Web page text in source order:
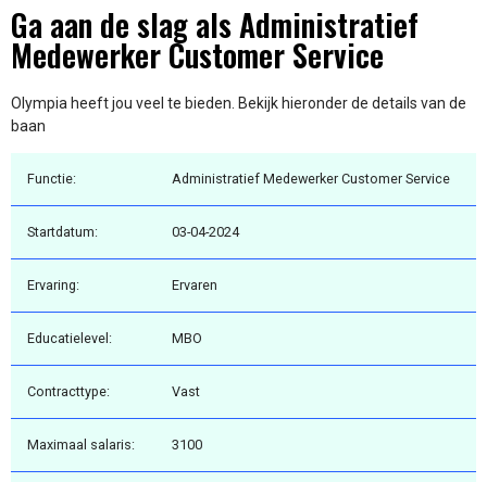
Ga aan de slag als Administratief
Medewerker Customer Service
Olympia heeft jou veel te bieden. Bekijk hieronder de details van de
baan
Functie: Administratief Medewerker Customer Service
Startdatum: 03-04-2024
Ervaring: Ervaren
Educatielevel: MBO
Contracttype: Vast
Maximaal salaris: 3100